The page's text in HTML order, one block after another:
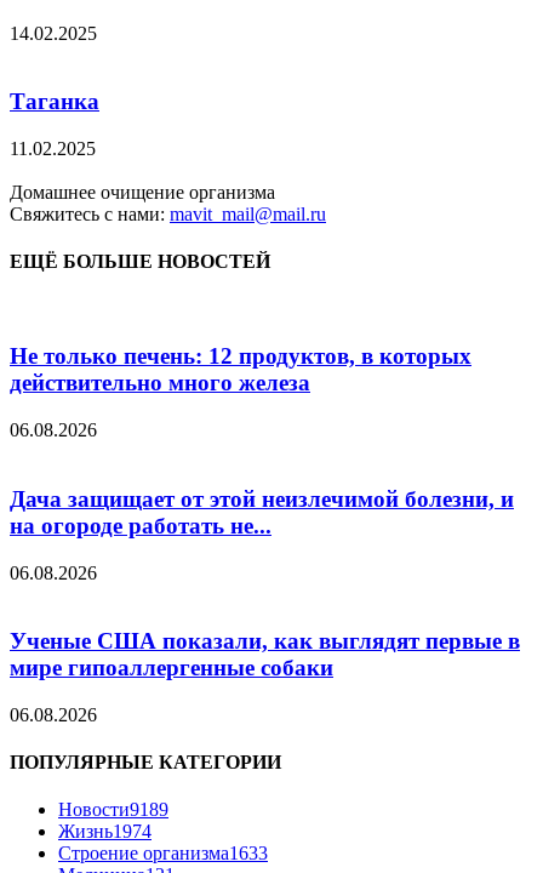
14.02.2025
Таганка
11.02.2025
Домашнее очищение организма
Свяжитесь с нами: mavit_mail@mail.ru
ЕЩЁ БОЛЬШЕ НОВОСТЕЙ
Не только печень: 12 продуктов, в которых
действительно много железа
06.08.2026
Дача защищает от этой неизлечимой болезни, и
на огороде работать не...
06.08.2026
Ученые США показали, как выглядят первые в
мире гипоаллергенные собаки
06.08.2026
ПОПУЛЯРНЫЕ КАТЕГОРИИ
Новости9189
Жизнь1974
Строение организма1633